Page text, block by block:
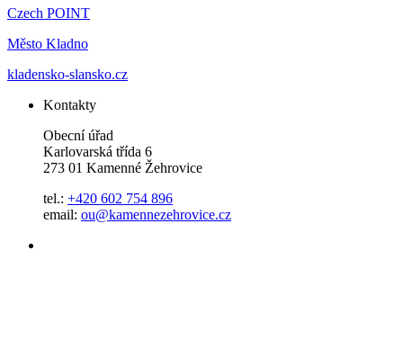
Czech POINT
Město Kladno
kladensko-slansko.cz
Kontakty
Obecní úřad
Karlovarská třída 6
273 01 Kamenné Žehrovice
tel.: +420 602 754 896
email: ou@kamennezehrovice.cz